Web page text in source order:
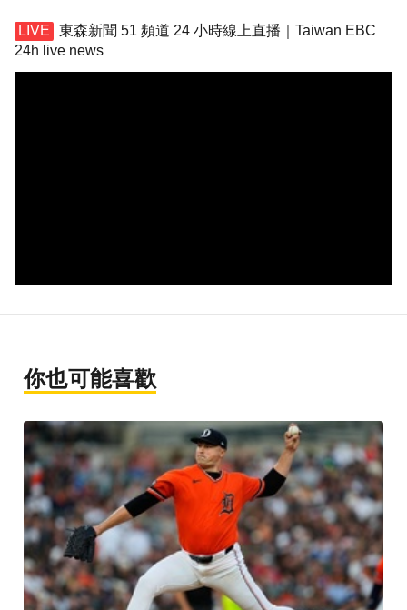
東森新聞 51 頻道 24 小時線上直播｜Taiwan EBC
24h live news
你也可能喜歡